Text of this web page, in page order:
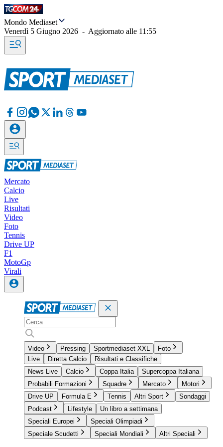
Mondo Mediaset
Venerdì 5 Giugno 2026 - Aggiornato alle 11:55
Mercato
Calcio
Live
Risultati
Video
Foto
Tennis
Drive UP
F1
MotoGp
Virali
Video Pressing Sportmediaset XXL
Foto
Live
Diretta Calcio
Risultati e Classifiche
News Live
Calcio Coppa Italia
Supercoppa Italiana
Probabili Formazioni
Squadre Mercato
Motori
Drive UP
Formula E Tennis Altri Sport
Sondaggi
Podcast
Lifestyle
Un libro a settimana
Speciali Europei
Speciali Olimpiadi
Speciale Scudetti
Speciali Mondiali Altri Speciali